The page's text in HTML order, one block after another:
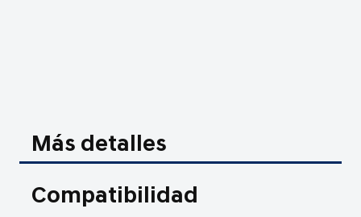
Más detalles
Compatibilidad